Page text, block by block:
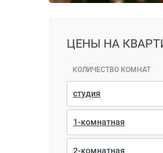
ЦЕНЫ НА
КОЛИЧЕСТВО КОМНАТ
студия
1-комнатная
2-комнатная